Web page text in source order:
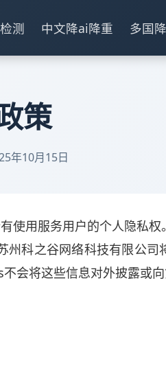
测 中文降ai降重 多国
策
年10月15日
使用服务用户的个人隐私
科之谷网络科技有限公
会将这些信息对外披露或向